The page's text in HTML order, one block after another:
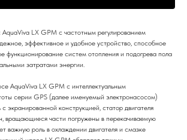
LX GPM с частотным регулированием
эффективное и удобное устройство, способное
функционирование систем отопления и подогрева пола
затратами энергии.
AquaViva LX GPM с интеллектуальным
серии GPS (далее именуемый электронасосом)
с экранированной конструкцией, статор двигателя
вращающиеся части погружены в перекачиваемую
важную роль в охлаждении двигателя и смазке